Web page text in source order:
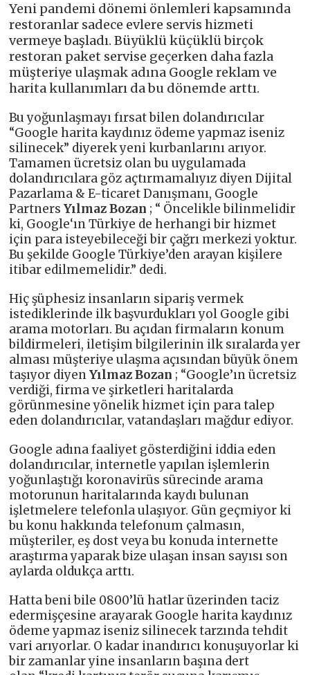
Yeni pandemi dönemi önlemleri kapsamında
restoranlar sadece evlere servis hizmeti
vermeye başladı. Büyüklü küçüklü birçok
restoran paket servise geçerken daha fazla
müşteriye ulaşmak adına Google reklam ve
harita kullanımları da bu dönemde arttı.
Bu yoğunlaşmayı fırsat bilen dolandırıcılar
“Google harita kaydınız ödeme yapmaz iseniz
silinecek” diyerek yeni kurbanlarını arıyor.
Tamamen ücretsiz olan bu uygulamada
dolandırıcılara göz açtırmamalıyız diyen Dijital
Pazarlama & E-ticaret Danışmanı, Google
PartnersYılmaz Bozan ; “ Öncelikle bilinmelidir
ki, Google‘ın Türkiye de herhangi bir hizmet
için para isteyebileceği bir çağrı merkezi yoktur.
Bu şekilde Google Türkiye’den arayan kişilere
itibar edilmemelidir.” dedi.
Hiç şüphesiz insanların sipariş vermek
istediklerinde ilk başvurdukları yol Google gibi
arama motorları. Bu açıdan firmaların konum
bildirmeleri, iletişim bilgilerinin ilk sıralarda yer
alması müşteriye ulaşma açısından büyük önem
taşıyor diyenYılmaz Bozan ; “Google’ın ücretsiz
verdiği, firma ve şirketleri haritalarda
görünmesine yönelik hizmet için para talep
eden dolandırıcılar, vatandaşları mağdur ediyor.
Google adına faaliyet gösterdiğini iddia eden
dolandırıcılar, internetle yapılan işlemlerin
yoğunlaştığı koronavirüs sürecinde arama
motorunun haritalarında kaydı bulunan
işletmelere telefonla ulaşıyor. Gün geçmiyor ki
bu konu hakkında telefonum çalmasın,
müşteriler, eş dost veya bu konuda internette
araştırma yaparak bize ulaşan insan sayısı son
aylarda oldukça arttı.
Hatta beni bile 0800’lü hatlar üzerinden taciz
edermişçesine arayarak Google harita kaydınız
ödeme yapmaz iseniz silinecek tarzında tehdit
vari arıyorlar. O kadar inandırıcı konuşuyorlar ki
bir zamanlar yine insanların başına dert